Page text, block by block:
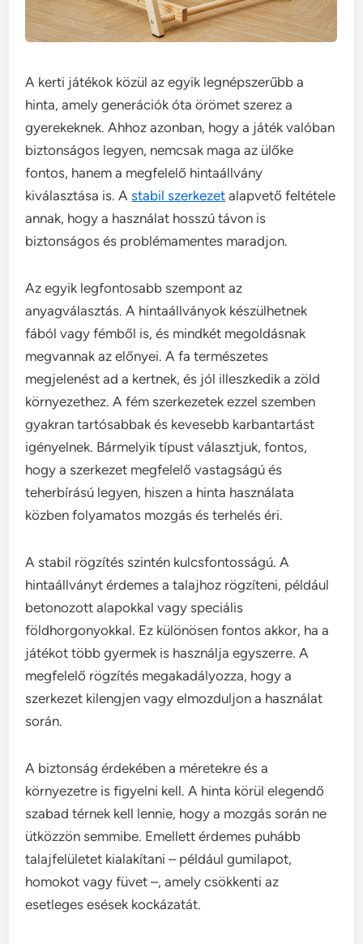
A kerti játékok közül az egyik legnépszerűbb a
hinta, amely generációk óta örömet szerez a
gyerekeknek. Ahhoz azonban, hogy a játék valóban
biztonságos legyen, nemcsak maga az ülőke
fontos, hanem a megfelelő hintaállvány
kiválasztása is. Astabil szerkezet alapvető feltétele
annak, hogy a használat hosszú távon is
biztonságos és problémamentes maradjon.
Az egyik legfontosabb szempont az
anyagválasztás. A hintaállványok készülhetnek
fából vagy fémből is, és mindkét megoldásnak
megvannak az előnyei. A fa természetes
megjelenést ad a kertnek, és jól illeszkedik a zöld
környezethez. A fém szerkezetek ezzel szemben
gyakran tartósabbak és kevesebb karbantartást
igényelnek. Bármelyik típust választjuk, fontos,
hogy a szerkezet megfelelő vastagságú és
teherbírású legyen, hiszen a hinta használata
közben folyamatos mozgás és terhelés éri.
A stabil rögzítés szintén kulcsfontosságú. A
hintaállványt érdemes a talajhoz rögzíteni, például
betonozott alapokkal vagy speciális
földhorgonyokkal. Ez különösen fontos akkor, ha a
játékot több gyermek is használja egyszerre. A
megfelelő rögzítés megakadályozza, hogy a
szerkezet kilengjen vagy elmozduljon a használat
során.
A biztonság érdekében a méretekre és a
környezetre is figyelni kell. A hinta körül elegendő
szabad térnek kell lennie, hogy a mozgás során ne
ütközzön semmibe. Emellett érdemes puhább
talajfelületet kialakítani – például gumilapot,
homokot vagy füvet –, amely csökkenti az
esetleges esések kockázatát.